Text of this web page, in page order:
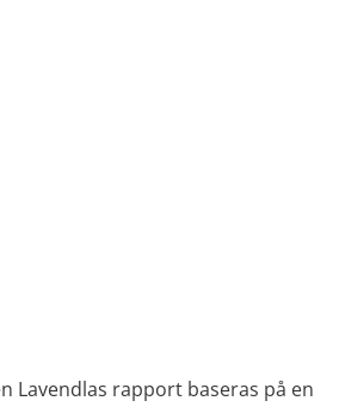
Lavendlas rapport baseras på en